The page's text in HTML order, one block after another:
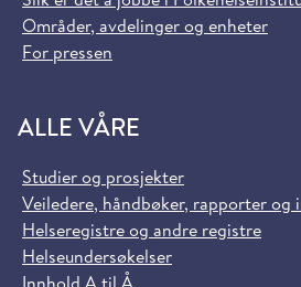
Områder, avdelinger og enheter
For pressen
ALLE VÅRE
Studier og prosjekter
Veiledere, håndbøker, rapporter og
Helseregistre og andre registre
Helseundersøkelser